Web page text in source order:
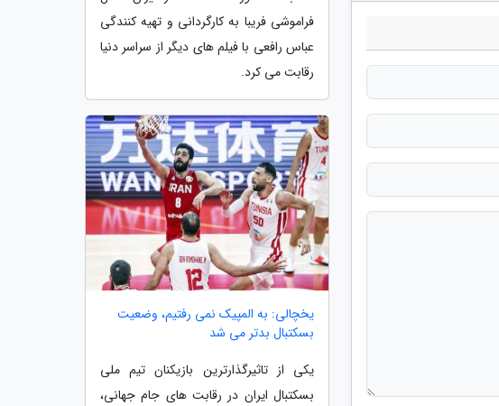
فراموشی فریبا به کارگردانی و تهیه کنندگی
عباس رافعی با فیلم های دیگر از سراسر دنیا
رقابت می کرد.
یخچالی: به المپیک نمی رفتیم، وضعیت
بسکتبال بدتر می شد
یکی از تاثیرگذارترین بازیکنان تیم ملی
بسکتبال ایران در رقابت های جام جهانی،